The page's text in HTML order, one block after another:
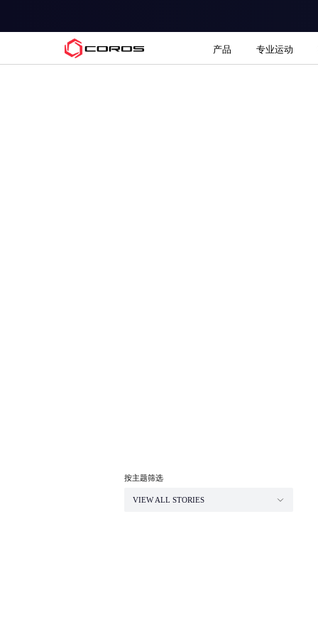
COROS
产品 专业运动
按主题筛选
VIEW ALL STORIES